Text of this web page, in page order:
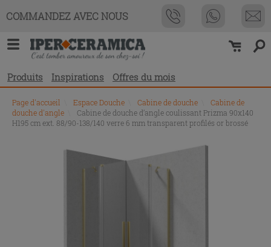
COMMANDEZ AVEC NOUS
Produits Inspirations Offres du mois
Page d'accueil Espace Douche Cabine de douche
Cabine de
douche d'angle
Cabine de douche d’angle coulissant Prizma 90x140
H195 cm ext. 88/90-138/140 verre 6 mm transparent profilés or brossé